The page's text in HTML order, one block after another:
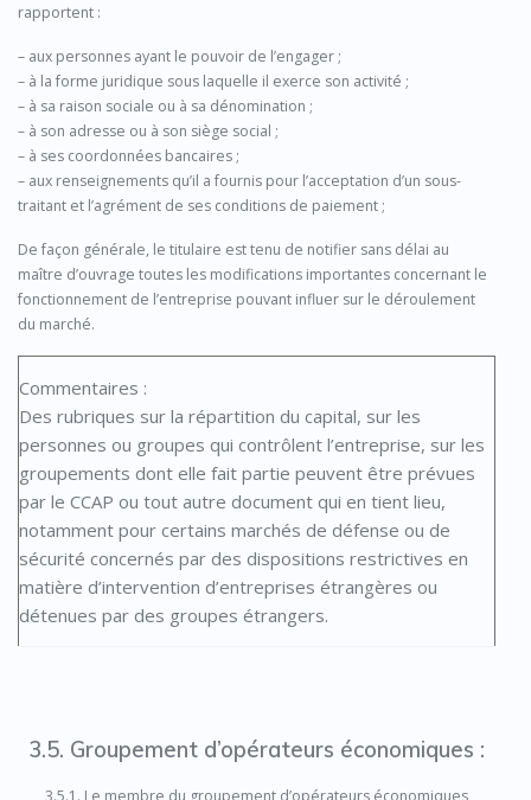
rapportent :
– aux personnes ayant le pouvoir de l’engager ;
– à la forme juridique sous laquelle il exerce son activité ;
– à sa raison sociale ou à sa dénomination ;
– à son adresse ou à son siège social ;
– à ses coordonnées bancaires ;
– aux renseignements qu’il a fournis pour l’acceptation d’un sous-
traitant et l’agrément de ses conditions de paiement ;
De façon générale, le titulaire est tenu de notifier sans délai au
maître d’ouvrage toutes les modifications importantes concernant le
fonctionnement de l’entreprise pouvant influer sur le déroulement
du marché.
Commentaires :
Des rubriques sur la répartition du capital, sur les
personnes ou groupes qui contrôlent l’entreprise, sur les
groupements dont elle fait partie peuvent être prévues
par le CCAP ou tout autre document qui en tient lieu,
notamment pour certains marchés de défense ou de
sécurité concernés par des dispositions restrictives en
matière d’intervention d’entreprises étrangères ou
détenues par des groupes étrangers.
3.5. Groupement d’opérateurs économiques :